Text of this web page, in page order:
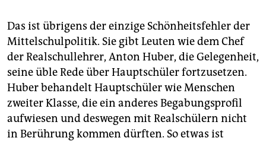
Das ist übrigens der einzige Schönheitsfehler der
Mittelschulpolitik. Sie gibt Leuten wie dem Chef
der Realschullehrer, Anton Huber, die Gelegenheit,
seine üble Rede über Hauptschüler fortzusetzen.
Huber behandelt Hauptschüler wie Menschen
zweiter Klasse, die ein anderes Begabungsprofil
aufwiesen und deswegen mit Realschülern nicht
in Berührung kommen dürften. So etwas ist